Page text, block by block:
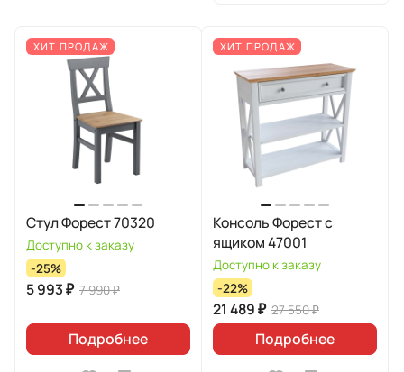
ХИТ ПРОДАЖ
Стул Форест 70320
Доступно к заказу
-25%
5 993 ₽ 7 990 ₽
Подробнее
ХИТ ПРОДАЖ
Консоль Форест с
ящиком 47001
Доступно к заказу
-22%
21 489 ₽ 27 550 ₽
Подробнее